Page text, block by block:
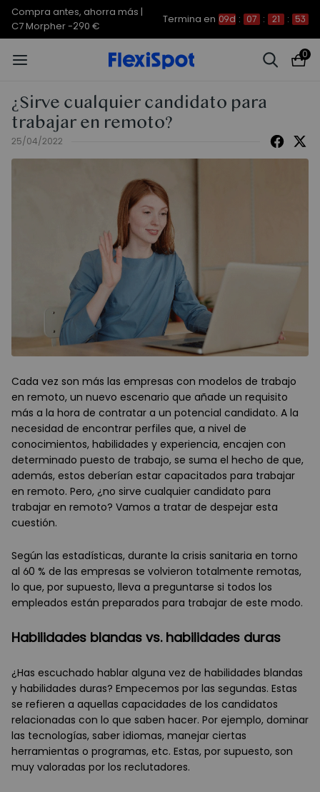
Compra antes, ahorra más |
C7 Morpher -290 €
Termina en 09d : 07 : 21 : 53
0
¿Sirve cualquier candidato para
trabajar en remoto?
25/04/2022
Cada vez son más las empresas con modelos de trabajo
en remoto, un nuevo escenario que añade un requisito
más a la hora de contratar a un potencial candidato. A la
necesidad de encontrar perfiles que, a nivel de
conocimientos, habilidades y experiencia, encajen con
determinado puesto de trabajo, se suma el hecho de que,
además, estos deberían estar capacitados para trabajar
en remoto. Pero, ¿no sirve cualquier candidato para
trabajar en remoto? Vamos a tratar de despejar esta
cuestión.
Según las estadísticas, durante la crisis sanitaria en torno
al 60 % de las empresas se volvieron totalmente remotas,
lo que, por supuesto, lleva a preguntarse si todos los
empleados están preparados para trabajar de este modo.
Habilidades blandas vs. habilidades duras
¿Has escuchado hablar alguna vez de habilidades blandas
y habilidades duras? Empecemos por las segundas. Estas
se refieren a aquellas capacidades de los candidatos
relacionadas con lo que saben hacer. Por ejemplo, dominar
las tecnologías, saber idiomas, manejar ciertas
herramientas o programas, etc. Estas, por supuesto, son
muy valoradas por los reclutadores.